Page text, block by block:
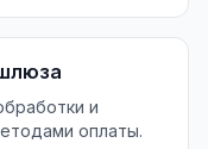
и
оплаты.